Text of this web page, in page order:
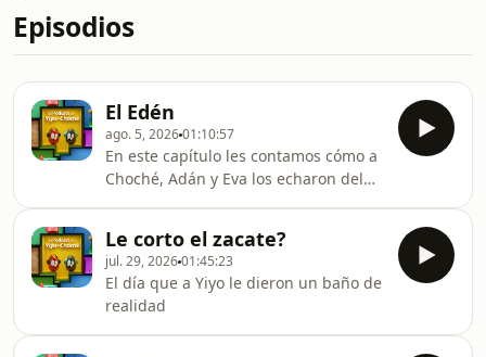
Episodios
El Edén
ago. 5, 202601:10:57
En este capítulo les contamos cómo a
Choché, Adán y Eva los echaron del
Le corto el zacate?
jul. 29, 202601:45:23
El día que a Yiyo le dieron un baño de
realidad